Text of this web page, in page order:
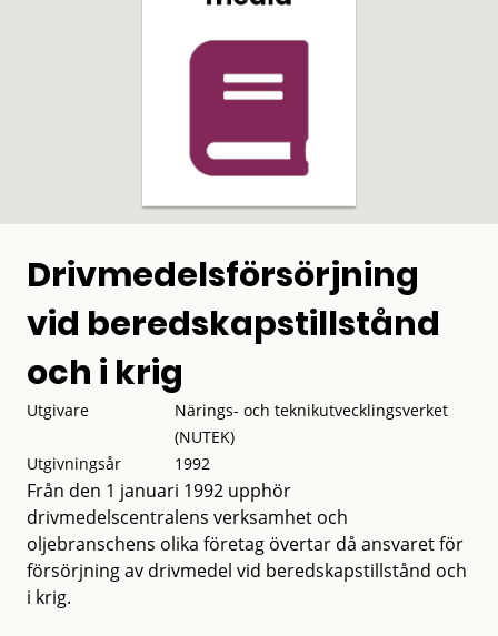
Drivmedelsförsörjning
vid beredskapstillstånd
och i krig
Utgivare
Närings- och teknikutvecklingsverket
(NUTEK)
Utgivningsår
1992
Från den 1 januari 1992 upphör
drivmedelscentralens verksamhet och
oljebranschens olika företag övertar då ansvaret för
försörjning av drivmedel vid beredskapstillstånd och
i krig.